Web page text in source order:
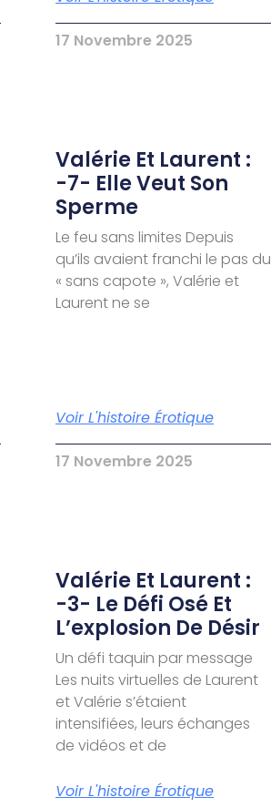
17 Novembre 2025
Valérie Et Laurent :
-7- Elle Veut Son
Sperme
Le feu sans limites Depuis
qu’ils avaient franchi le pas du
« sans capote », Valérie et
Laurent ne se
Voir L'histoire Érotique
17 Novembre 2025
Valérie Et Laurent :
-3- Le Défi Osé Et
L’explosion De Désir
Un défi taquin par message
Les nuits virtuelles de Laurent
et Valérie s’étaient
intensifiées, leurs échanges
de vidéos et de
Voir L'histoire Érotique